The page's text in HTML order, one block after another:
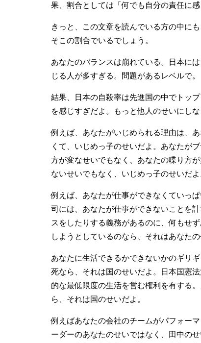
果、割合としては「何でも自分の責任に感
きっと、この文章を読んでいる方の中に
そこの割合でいるでしょう。
あなたのバランスは崩れている。日本に
じる人が多すぎる。問題があるレベルで。
結果、日本の自殺率は先進国の中でトッ
を感じすぎだよ。もっと他人のせいにしな
例えば、あなたがいじめられる理由は、
くて、いじめっ子のせいだよ。あなたが
方が変なせいでもなく、あなたの喋り方
ないせいでもなく、いじめっ子のせいだよ
例えば、あなたが仕事ができなくていっ
司には、あなたが仕事ができないことを
スをしたりする義務があるのに、何もせ
しようとしているのなら、それはあなた
あなたに生活できるかできないかのギリ
死なら、それは国のせいだよ。日本国憲
的な最低限度の生活を営む権利を有する
ら、それは国のせいだよ。
例えばあなたの会社のチームがパフォー
ーダーのあなたのせいではなく、田中の